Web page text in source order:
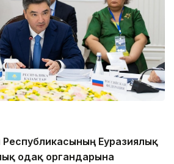
Республикасының Еуразиялық
одақ органдарына